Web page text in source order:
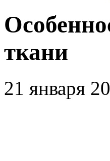
ткани
21 января